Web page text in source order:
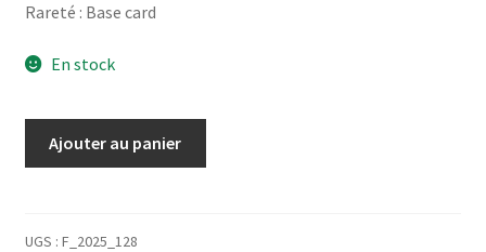
Rareté : Base card
En stock
2025
Ajouter au panier
UGS : F_2025_128